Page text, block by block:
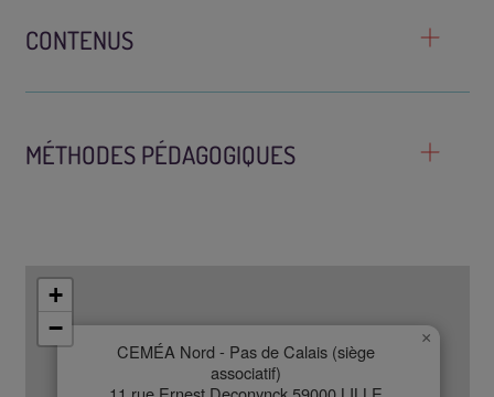
CONTENUS
MÉTHODES PÉDAGOGIQUES
CEMÉA Nord - Pas de Calais (siège
associatif)
×
+
−